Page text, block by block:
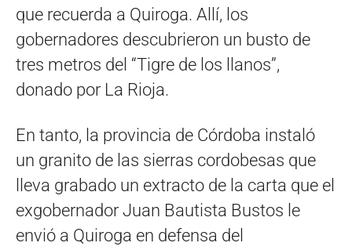
que recuerda a Quiroga. Allí, los
gobernadores descubrieron un busto de
tres metros del “Tigre de los llanos”,
donado por La Rioja.
En tanto, la provincia de Córdoba instaló
un granito de las sierras cordobesas que
lleva grabado un extracto de la carta que el
exgobernador Juan Bautista Bustos le
envió a Quiroga en defensa del